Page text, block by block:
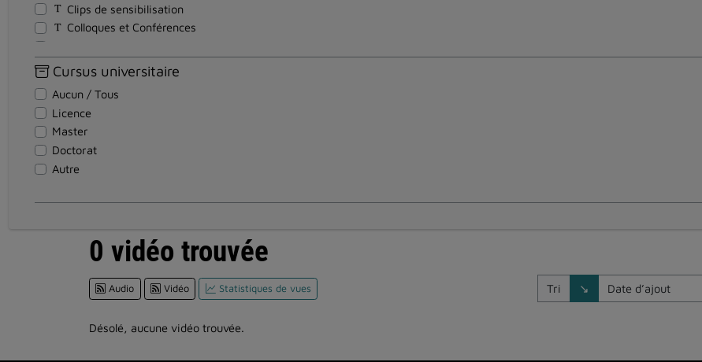
Clips de sensibilisation
Colloques et Conférences
Documents pédagogiques
Entretiens
Institutionnel
Magazines
Spectacles et Expositions
Témoignages
Tutoriel
Cursus universitaire
Aucun / Tous
Licence
Master
Doctorat
Autre
0 vidéo trouvée
Audio Vidéo Statistiques de vues Tri ↘
Direction de tri
Désolé, aucune vidéo trouvée.